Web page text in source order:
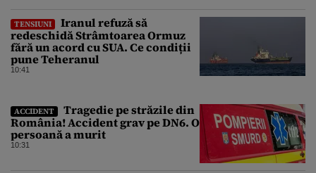
TENSIUNI
Iranul refuză să
redeschidă Strâmtoarea Ormuz
fără un acord cu SUA. Ce condiții
pune Teheranul
10:41
ACCIDENT
Tragedie pe străzile din
România! Accident grav pe DN6. O
persoană a murit
10:31